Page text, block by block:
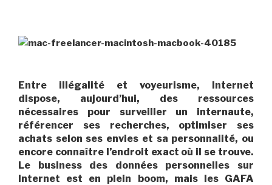
Entre illégalité et voyeurisme, Internet
dispose, aujourd’hui, des ressources
nécessaires pour surveiller un internaute,
référencer ses recherches, optimiser ses
achats selon ses envies et sa personnalité, ou
encore connaître l’endroit exact où il se trouve.
Le business des données personnelles sur
Internet est en plein boom, mais les GAFA